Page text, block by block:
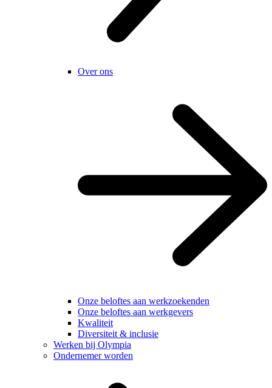
Over ons
Onze beloftes aan werkzoekenden
Onze beloftes aan werkgevers
Kwaliteit
Diversiteit & inclusie
Werken bij Olympia
Ondernemer worden